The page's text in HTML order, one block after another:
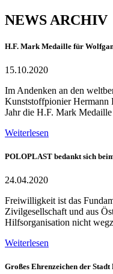
NEWS ARCHIV
H.F. Mark Medaille für
15.10.2020
Im Andenken an den
Kunststoffpionier Hermann
Jahr die H.F. Mark Medaille
Weiterlesen
POLOPLAST bedankt sich
24.04.2020
Freiwilligkeit ist das
Zivilgesellschaft und aus
Hilfsorganisation nicht
Weiterlesen
Großes Ehrenzeichen der